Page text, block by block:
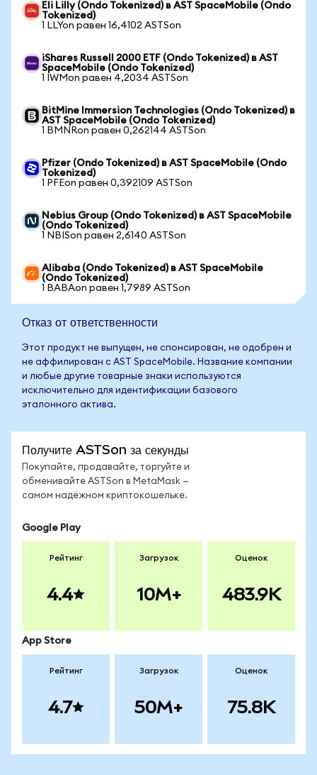
Eli Lilly (Ondo Tokenized) в AST SpaceMobile (Ondo
Tokenized)
1 LLYon равен 16,4102 ASTSon
iShares Russell 2000 ETF (Ondo Tokenized) в AST
SpaceMobile (Ondo Tokenized)
1 IWMon равен 4,2034 ASTSon
BitMine Immersion Technologies (Ondo Tokenized) в
AST SpaceMobile (Ondo Tokenized)
1 BMNRon равен 0,262144 ASTSon
Pfizer (Ondo Tokenized) в AST SpaceMobile (Ondo
Tokenized)
1 PFEon равен 0,392109 ASTSon
Nebius Group (Ondo Tokenized) в AST SpaceMobile
(Ondo Tokenized)
1 NBISon равен 2,6140 ASTSon
Alibaba (Ondo Tokenized) в AST SpaceMobile
(Ondo Tokenized)
1 BABAon равен 1,7989 ASTSon
Отказ от ответственности
Этот продукт не выпущен, не спонсирован, не одобрен и
не аффилирован с AST SpaceMobile. Название компании
и любые другие товарные знаки используются
исключительно для идентификации базового
эталонного актива.
Получите ASTSon за секунды
Покупайте, продавайте, торгуйте и
обменивайте ASTSon в MetaMask —
самом надёжном криптокошельке.
Google Play
Рейтинг
4.4
Загрузок
10M+
Оценок
483.9K
App Store
Рейтинг
4.7
Загрузок
50M+
Оценок
75.8K